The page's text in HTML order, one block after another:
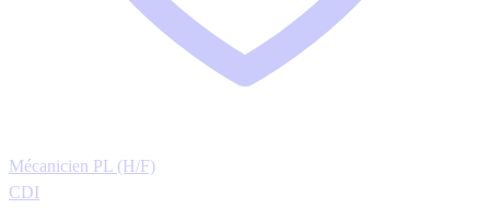
Mécanicien PL (H/F)
CDI